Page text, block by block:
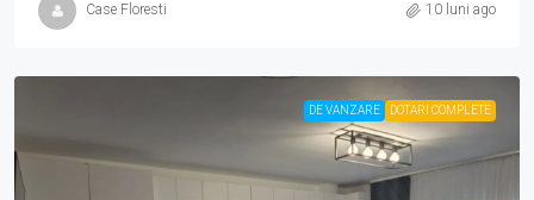
Case Floresti 10 luni ago
DE VANZARE DOTARI COMPLETE